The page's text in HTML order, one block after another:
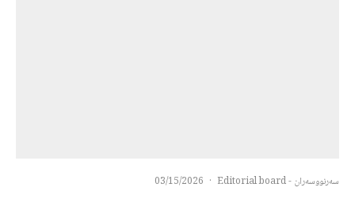
سەرنووسەران - Editorial board ·
03/15/2026